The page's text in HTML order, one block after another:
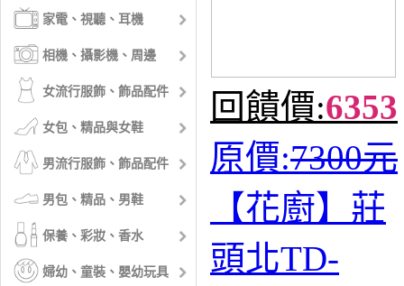
家電、視聽、耳機
相機、攝影機、周邊
女流行服飾、飾品配件
女包、精品與女鞋
男流行服飾、飾品配件
男包、精品、男鞋
保養、彩妝、香水
婦幼、童裝、嬰幼玩具
回饋價:6353
原價:7300元
【花廚】莊
頭北TD-